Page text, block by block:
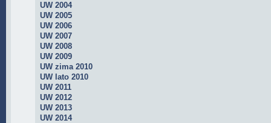
UW 2004
UW 2005
UW 2006
UW 2007
UW 2008
UW 2009
UW zima 2010
UW lato 2010
UW 2011
UW 2012
UW 2013
UW 2014